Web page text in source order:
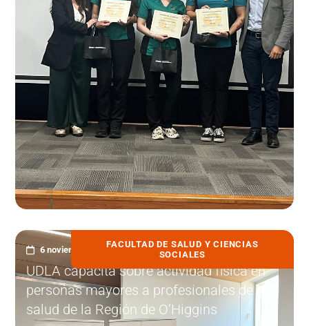
FACULTAD DE SALUD Y CIENCIAS
SOCIALES
6 noviembre, 2025
UDLA capacita sobre actividad física en
personas mayores a profesionales de la
salud de la Región de O’Higgins